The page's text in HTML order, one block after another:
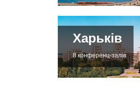
Харьків
8 конференц-залів